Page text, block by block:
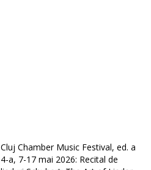
Cluj Chamber Music Festival, ed. a
4-a, 7-17 mai 2026: Recital de